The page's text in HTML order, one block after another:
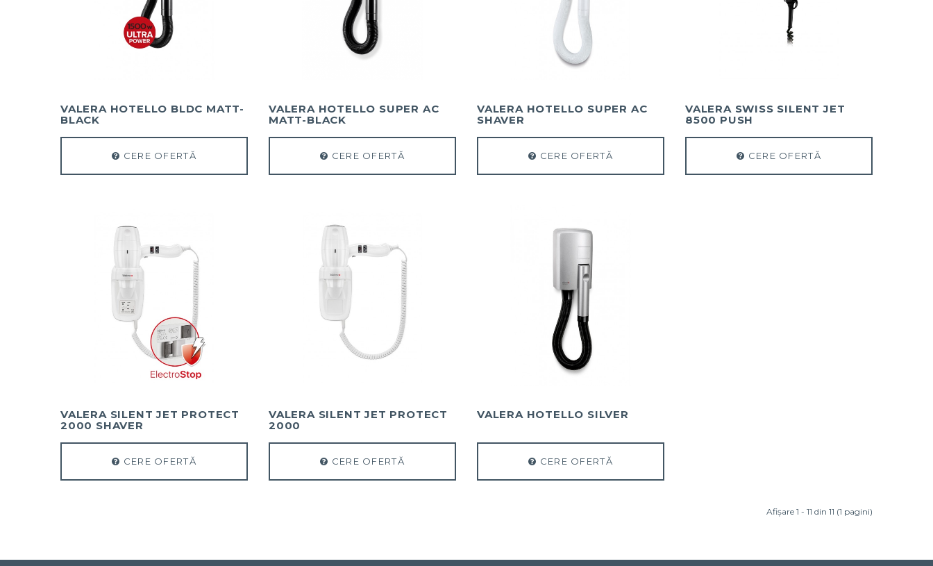
VALERA HOTELLO BLDC MATT-
BLACK
CERE OFERTĂ
VALERA HOTELLO SUPER AC
MATT-BLACK
CERE OFERTĂ
VALERA HOTELLO SUPER AC
SHAVER
CERE OFERTĂ
VALERA SWISS SILENT JET
8500 PUSH
CERE OFERTĂ
VALERA SILENT JET PROTECT
2000 SHAVER
CERE OFERTĂ
VALERA SILENT JET PROTECT
2000
CERE OFERTĂ
VALERA HOTELLO SILVER
CERE OFERTĂ
Afişare 1 - 11 din 11 (1 pagini)